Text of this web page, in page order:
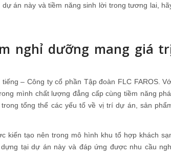
án này và tiềm năng sinh lời trong tương lai,
nghỉ dưỡng mang giá
– Công ty cổ phần Tập đoàn FLC FAROS.
mình chất lượng đẳng cấp cùng tiềm năng
tổng thể các yếu tố về vị trí dự án, sản
kiến tạo nên trong mô hình khu tổ hợp khách
tại dự án này và đáp ứng được nhu cầu